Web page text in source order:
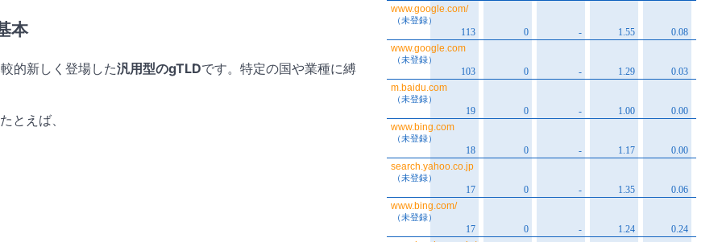
本
的新しく登場した汎用型のgTLDです。特定の国や業種に縛
とえば、